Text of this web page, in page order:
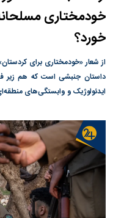
خودمختاری
خورد؟
داستان جنبشی است که هم زیر
ایدئولوژیک و وابستگی‌های